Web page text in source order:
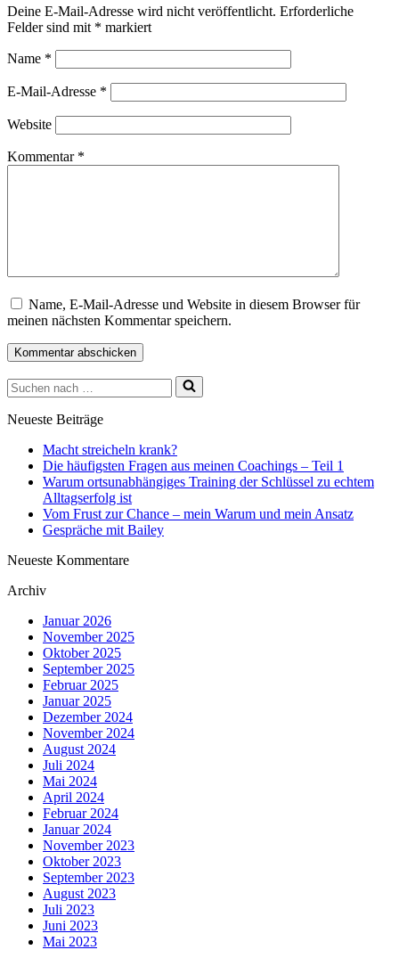
Deine E-Mail-Adresse wird nicht veröffentlicht. Erforderliche
Felder sind mit * markiert
Name *
E-Mail-Adresse *
Website
Kommentar *
Name, E-Mail-Adresse und Website in diesem Browser für
meinen nächsten Kommentar speichern.
Suchen
nach …
Neueste Beiträge
Macht streicheln krank?
Die häufigsten Fragen aus meinen Coachings – Teil 1
Warum ortsunabhängiges Training der Schlüssel zu echtem
Alltagserfolg ist
Vom Frust zur Chance – mein Warum und mein Ansatz
Gespräche mit Bailey
Neueste Kommentare
Archiv
Januar 2026
November 2025
Oktober 2025
September 2025
Februar 2025
Januar 2025
Dezember 2024
November 2024
August 2024
Juli 2024
Mai 2024
April 2024
Februar 2024
Januar 2024
November 2023
Oktober 2023
September 2023
August 2023
Juli 2023
Juni 2023
Mai 2023